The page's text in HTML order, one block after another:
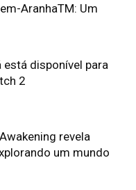
AranhaTM: Um
está disponível para
2
revela
um mundo